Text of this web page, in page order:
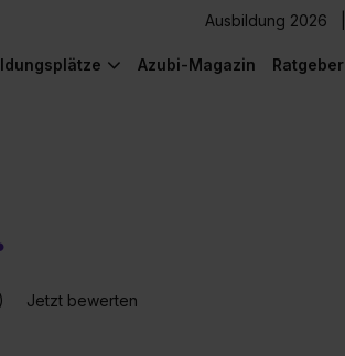
Ausbildung 2026
Azubi-Magazin Ratgeber
Jetzt bewerten